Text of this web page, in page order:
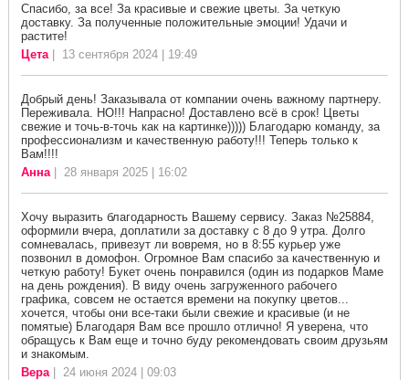
Спасибо, за все! За красивые и свежие цветы. За четкую
доставку. За полученные положительные эмоции! Удачи и
растите!
Цета| 13 сентября 2024 | 19:49
Добрый день! Заказывала от компании очень важному партнеру.
Переживала. НО!!! Напрасно! Доставлено всё в срок! Цветы
свежие и точь-в-точь как на картинке))))) Благодарю команду, за
профессионализм и качественную работу!!! Теперь только к
Вам!!!!
Анна| 28 января 2025 | 16:02
Хочу выразить благодарность Вашему сервису. Заказ №25884,
оформили вчера, доплатили за доставку с 8 до 9 утра. Долго
сомневалась, привезут ли вовремя, но в 8:55 курьер уже
позвонил в домофон. Огромное Вам спасибо за качественную и
четкую работу! Букет очень понравился (один из подарков Маме
на день рождения). В виду очень загруженного рабочего
графика, совсем не остается времени на покупку цветов...
хочется, чтобы они все-таки были свежие и красивые (и не
помятые) Благодаря Вам все прошло отлично! Я уверена, что
обращусь к Вам еще и точно буду рекомендовать своим друзьям
и знакомым.
Вера| 24 июня 2024 | 09:03